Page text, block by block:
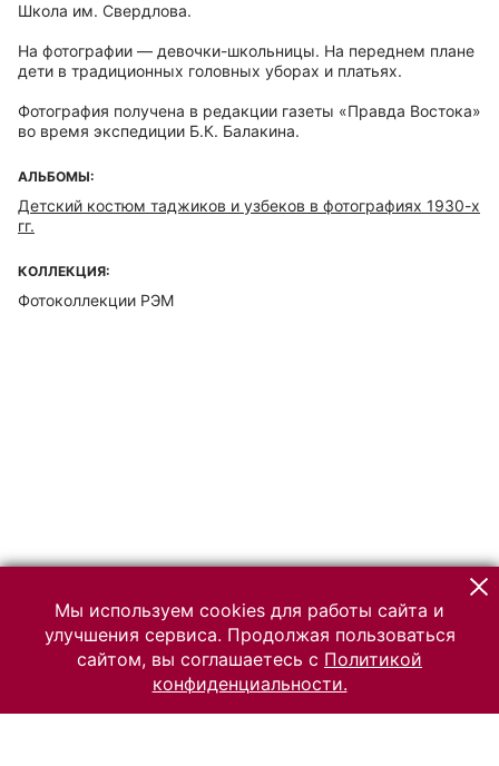
Школа им. Свердлова.
На фотографии — девочки-школьницы. На переднем плане
дети в традиционных головных уборах и платьях.
Фотография получена в редакции газеты «Правда Востока»
во время экспедиции Б.К. Балакина.
АЛЬБОМЫ:
Детский костюм таджиков и узбеков в фотографиях 1930-х
гг.
КОЛЛЕКЦИЯ:
Фотоколлекции РЭМ
Мы используем cookies для работы сайта и
улучшения сервиса. Продолжая пользоваться
сайтом, вы соглашаетесь с Политикой
конфиденциальности.